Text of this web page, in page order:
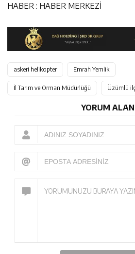
HABER : HABER MERKEZİ
askeri helikopter Emrah Yemlik
İl Tarım ve Orman Müdürlüğü Üzümlü
YORUM